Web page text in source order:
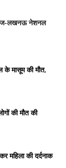
लखनऊ नेशनल
के मासूम की मौत,
की मौत की
की दर्दनाक